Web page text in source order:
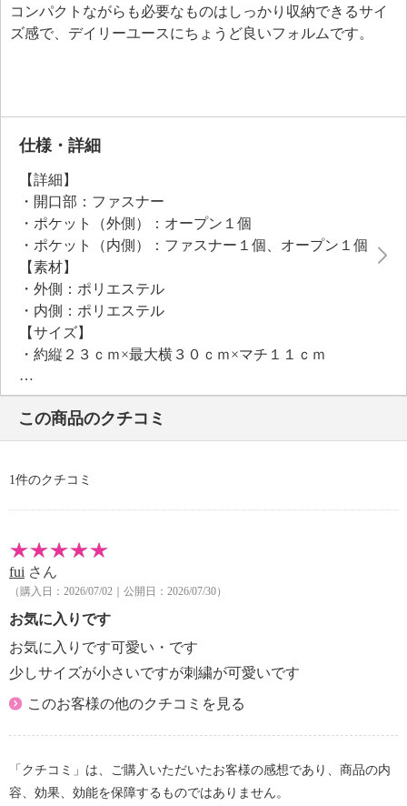
コンパクトながらも必要なものはしっかり収納できるサイ
ズ感で、デイリーユースにちょうど良いフォルムです。
仕様・詳細
【詳細】
・開口部：ファスナー
・ポケット（外側）：オープン１個
・ポケット（内側）：ファスナー１個、オープン１個
【素材】
・外側：ポリエステル
・内側：ポリエステル
【サイズ】
・約縦２３ｃｍ×最大横３０ｃｍ×マチ１１ｃｍ
・Ａ４サイズ：不可
【重さ】
・約２１０ｇ
【個体差あり】
【原産国（地）】
・中国製
この商品のクチコミ
1件のクチコミ
fui さん
（購入日：2026/07/02｜公開日：2026/07/30）
お気に入りです
お気に入りです可愛い・です
少しサイズが小さいですが刺繍が可愛いです
このお客様の他のクチコミを見る
「クチコミ」は、ご購入いただいたお客様の感想であり、商品の内
容、効果、効能を保障するものではありません。